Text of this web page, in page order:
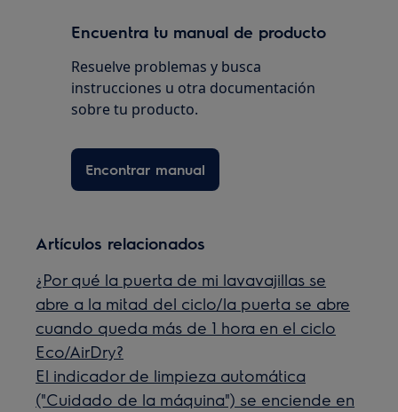
Encuentra tu manual de producto
Resuelve problemas y busca
instrucciones u otra documentación
sobre tu producto.
Encontrar manual
Artículos relacionados
¿Por qué la puerta de mi lavavajillas se
abre a la mitad del ciclo/la puerta se abre
cuando queda más de 1 hora en el ciclo
Eco/AirDry?
El indicador de limpieza automática
("Cuidado de la máquina") se enciende en